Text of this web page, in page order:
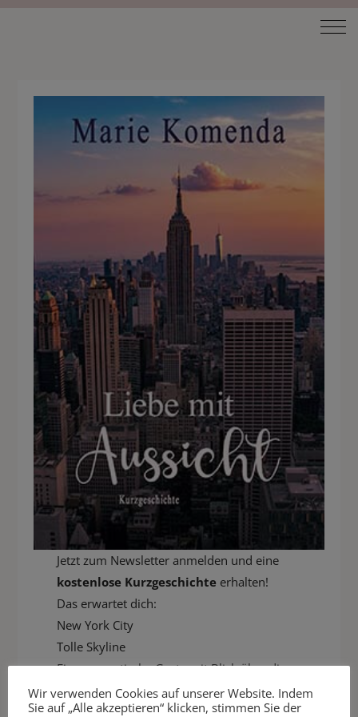
Jetzt zum Newsletter anmelden und eine
kostenlose Kurzgeschichte erhalten!
Das erwartet dich:
New York City
Tolle Skyline
Eine romantische Geste mit Blick über die
Stadt
Wir verwenden Cookies auf unserer Website. Indem
Sie auf „Alle akzeptieren“ klicken, stimmen Sie der